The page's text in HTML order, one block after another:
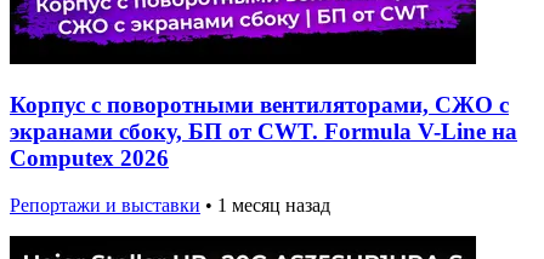
Корпус с поворотными вентиляторами, СЖО с
экранами сбоку, БП от CWT. Formula V-Line на
Computex 2026
Репортажи и выставки • 1 месяц назад